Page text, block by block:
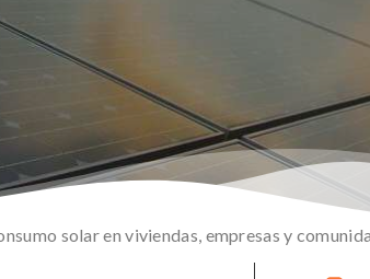
solar en viviendas, empresas y